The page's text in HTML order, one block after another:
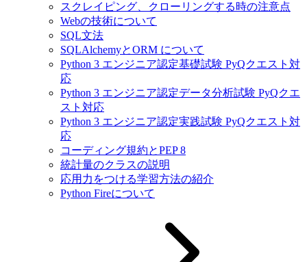
スクレイピング、クローリングする時の注意点
Webの技術について
SQL文法
SQLAlchemyとORM について
Python 3 エンジニア認定基礎試験 PyQクエスト対
応
Python 3 エンジニア認定データ分析試験 PyQクエ
スト対応
Python 3 エンジニア認定実践試験 PyQクエスト対
応
コーディング規約とPEP 8
統計量のクラスの説明
応用力をつける学習方法の紹介
Python Fireについて